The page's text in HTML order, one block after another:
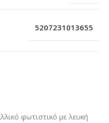
φωτιστικό με λευκή
5207231013655